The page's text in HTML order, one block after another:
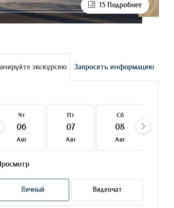
15 Подробнее
экскурсию Запросить информацию
Чт
06
Авг
Пт
07
Авг
Сб
08
Авг
Личный Видеочат